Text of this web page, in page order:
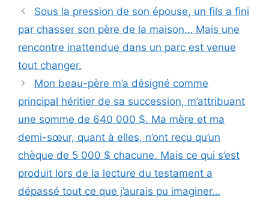
Sous la pression de son épouse, un fils a fini
par chasser son père de la maison… Mais une
rencontre inattendue dans un parc est venue
tout changer.
Mon beau-père m’a désigné comme
principal héritier de sa succession, m’attribuant
une somme de 640 000 $. Ma mère et ma
demi-sœur, quant à elles, n’ont reçu qu’un
chèque de 5 000 $ chacune. Mais ce qui s’est
produit lors de la lecture du testament a
dépassé tout ce que j’aurais pu imaginer…